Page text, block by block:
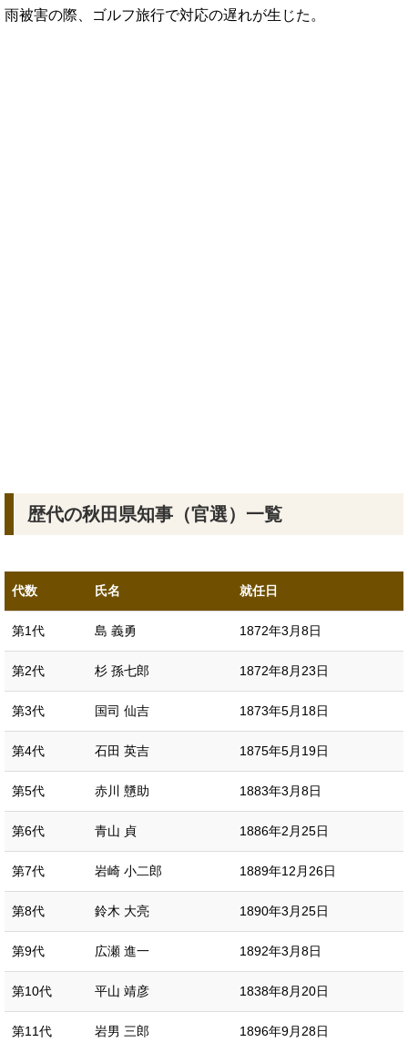
雨被害の際、ゴルフ旅行で対応の遅れが生じた。
歴代の秋田県知事（官選）一覧
代数 氏名 就任日
第1代 島 義勇 1872年3月8日
第2代 杉 孫七郎 1872年8月23日
第3代 国司 仙吉 1873年5月18日
第4代 石田 英吉 1875年5月19日
第5代 赤川 戇助 1883年3月8日
第6代 青山 貞 1886年2月25日
第7代 岩崎 小二郎 1889年12月26日
第8代 鈴木 大亮 1890年3月25日
第9代 広瀬 進一 1892年3月8日
第10代 平山 靖彦 1838年8月20日
第11代 岩男 三郎 1896年9月28日